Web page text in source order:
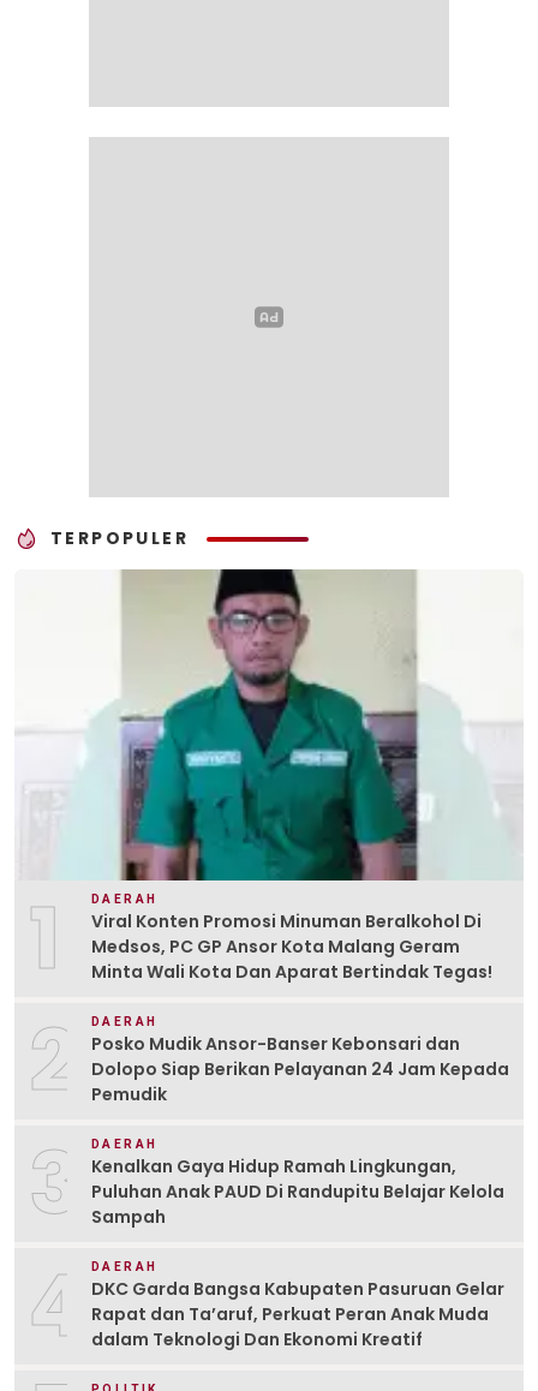
TERPOPULER
1 DAERAH
Viral Konten Promosi Minuman Beralkohol Di
Medsos, PC GP Ansor Kota Malang Geram
Minta Wali Kota Dan Aparat Bertindak Tegas!
2 DAERAH
Posko Mudik Ansor-Banser Kebonsari dan
Dolopo Siap Berikan Pelayanan 24 Jam Kepada
Pemudik
3 DAERAH
Kenalkan Gaya Hidup Ramah Lingkungan,
Puluhan Anak PAUD Di Randupitu Belajar Kelola
Sampah
4 DAERAH
DKC Garda Bangsa Kabupaten Pasuruan Gelar
Rapat dan Ta’aruf, Perkuat Peran Anak Muda
dalam Teknologi Dan Ekonomi Kreatif